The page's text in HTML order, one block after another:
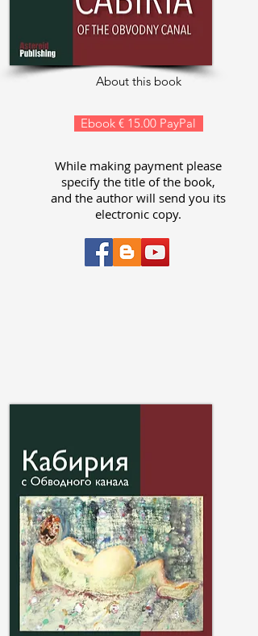
About this book
Ebook € 15.00 PayPal
While making payment please
specify the title of the book,
and the author will send you its
electronic copy.